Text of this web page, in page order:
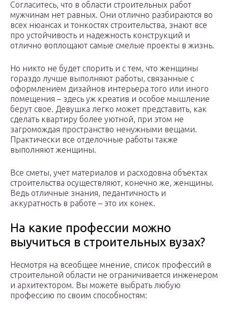
Согласитесь, что в области строительных работ
мужчинам нет равных. Они отлично разбираются во
всех нюансах и тонкостях строительства, знают все
про устойчивость и надежность конструкций и
отлично воплощают самые смелые проекты в жизнь.
Но никто не будет спорить и с тем, что женщины
гораздо лучше выполняют работы, связанные с
оформлением дизайнов интерьера того или иного
помещения – здесь уж креатив и особое мышление
берут свое. Девушка легко может представить, как
сделать квартиру более уютной, при этом не
загромождая пространство ненужными вещами.
Практически все отделочные работы также
выполняют женщины.
Все сметы, учет материалов и расходовна объектах
строительства осуществляют, конечно же, женщины.
Ведь отличные знания, педантичность и
аккуратность в работе – это их конек.
На какие профессии можно
выучиться в строительных вузах?
Несмотря на всеобщее мнение, список профессий в
строительной области не ограничивается инженером
и архитектором. Вы можете выбрать любую
профессию по своим способностям: